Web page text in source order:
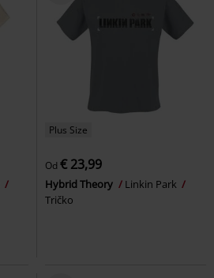
Plus Size
Od € 23,99
Hybrid Theory
Linkin Park
Tričko